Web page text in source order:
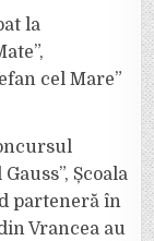
la
cel Mare”
Școala
parteneră în
Vrancea au